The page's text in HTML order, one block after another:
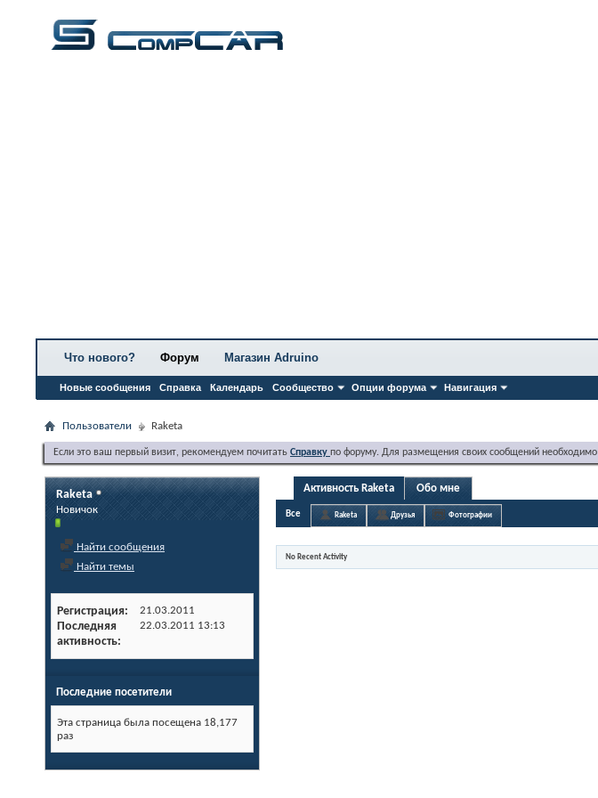
Что нового? Форум
Новые сообщения Справка Календарь Сообщество Опции форума Навигация
Магазин Adruino
Пользователи Raketa
Если это ваш первый визит, рекомендуем почитать Справку по форуму. Для размещения своих сообщений необходимо
Raketa
Новичок
Найти сообщения
Найти темы
Регистрация 21.03.2011
Последняя
активность
22.03.2011 13:13
Последние посетители
Эта страница была посещена 18,177
раз
Активность Raketa Обо мне
Все Raketa Друзья Фотографии
No Recent Activity